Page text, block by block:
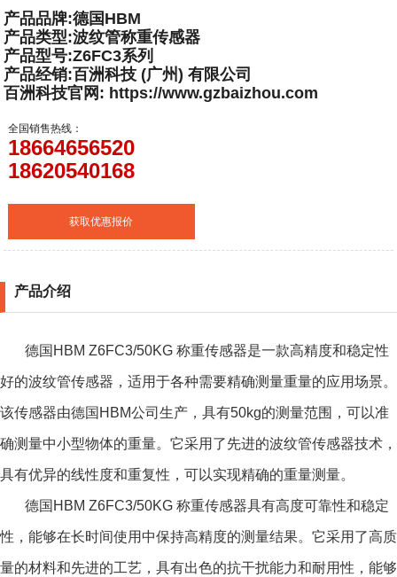
产品品牌:德国HBM
产品类型:波纹管称重传感器
产品型号:Z6FC3系列
产品经销:百洲科技 (广州) 有限公司
百洲科技官网: https://www.gzbaizhou.com
全国销售热线：
18664656520
18620540168
获取优惠报价
产品介绍
德国HBM Z6FC3/50KG 称重传感器是一款高精度和稳定性
好的波纹管传感器，适用于各种需要精确测量重量的应用场景。
该传感器由德国HBM公司生产，具有50kg的测量范围，可以准
确测量中小型物体的重量。它采用了先进的波纹管传感器技术，
具有优异的线性度和重复性，可以实现精确的重量测量。
德国HBM Z6FC3/50KG 称重传感器具有高度可靠性和稳定
性，能够在长时间使用中保持高精度的测量结果。它采用了高质
量的材料和先进的工艺，具有出色的抗干扰能力和耐用性，能够